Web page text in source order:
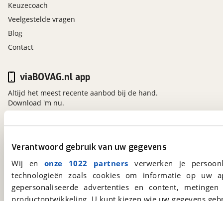
Verantwoord gebruik van uw gegevens
Wij en onze 1022 partners verwerken je
technologieën zoals cookies om informatie op
gepersonaliseerde advertenties en content,
Keuzecoach
Veelgestelde vragen
Blog
Contact
viaBOVAG.nl
3981 AJ
Bunnik
Een initiatief van
BOVAG
viaBOVAG.nl app
Altijd het meest recente aanbod bij de hand.
Download 'm nu.